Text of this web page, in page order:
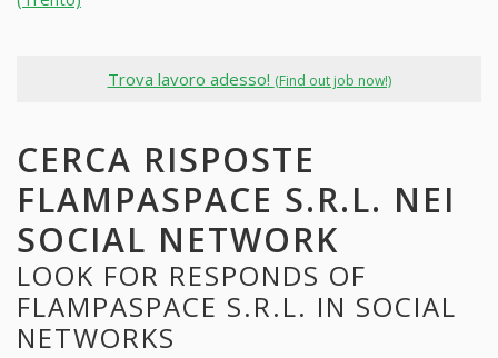
Trova lavoro adesso! (Find out job now!)
CERCA RISPOSTE
FLAMPASPACE S.R.L. NEI
SOCIAL NETWORK
LOOK FOR RESPONDS OF
FLAMPASPACE S.R.L. IN SOCIAL
NETWORKS